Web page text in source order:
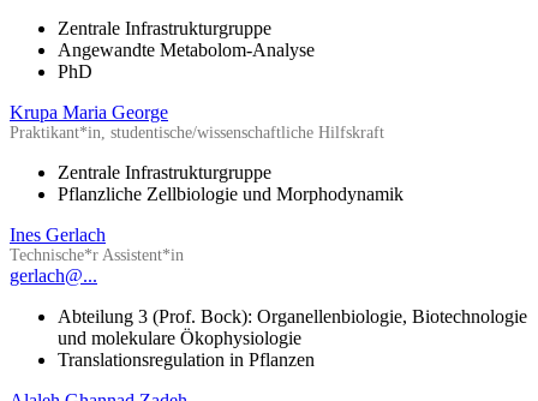
Zentrale Infrastrukturgruppe
Angewandte Metabolom-Analyse
PhD
Krupa Maria George
Praktikant*in, studentische/wissenschaftliche Hilfskraft
Zentrale Infrastrukturgruppe
Pflanzliche Zellbiologie und Morphodynamik
Ines Gerlach
Technische*r Assistent*in
gerlach@...
Abteilung 3 (Prof. Bock): Organellenbiologie, Biotechnologie
und molekulare Ökophysiologie
Translationsregulation in Pflanzen